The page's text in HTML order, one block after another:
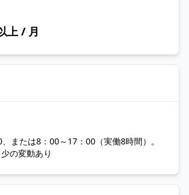
上 / 月
または8：00～17：00（実働8時間）。
の変動あり